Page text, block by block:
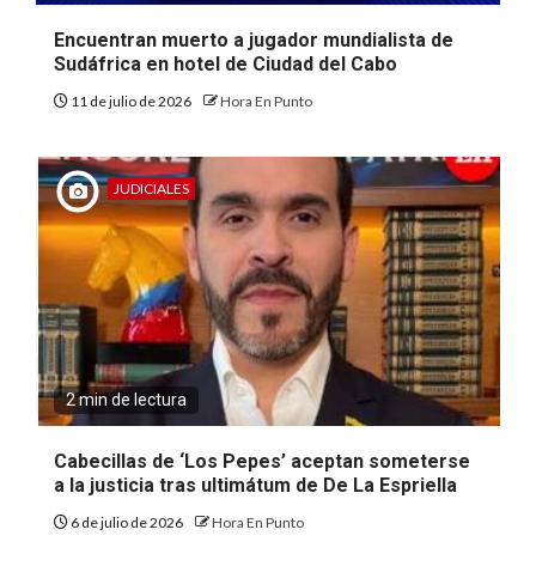
Encuentran muerto a jugador mundialista de
Sudáfrica en hotel de Ciudad del Cabo
11 de julio de 2026 Hora En Punto
JUDICIALES
2 min de lectura
Cabecillas de ‘Los Pepes’ aceptan someterse
a la justicia tras ultimátum de De La Espriella
6 de julio de 2026 Hora En Punto